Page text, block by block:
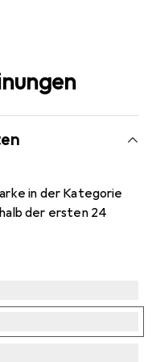
in der Kategorie
der ersten 24